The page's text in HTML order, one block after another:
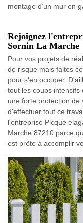
montage d’un mur en
Rejoignez
Sornin La Marche
Pour vos projets de
de risque mais faites
pour s'en occuper.
tout les coups
une forte protection de
d'effectuer tout ce
l'entreprise Picque
Marche 87210 parce
est prête à accomplir